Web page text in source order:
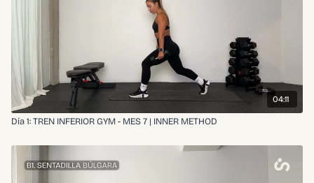
04:11
Día 1: TREN INFERIOR GYM - MES 7 | INNER METHOD